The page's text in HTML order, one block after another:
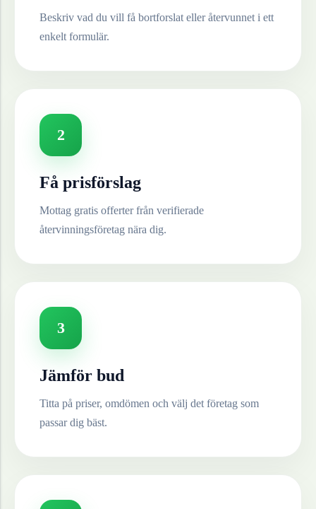
Beskriv vad du vill få bortforslat eller återvunnet i ett
enkelt formulär.
2
Få prisförslag
Mottag gratis offerter från verifierade
återvinningsföretag nära dig.
3
Jämför bud
Titta på priser, omdömen och välj det företag som
passar dig bäst.